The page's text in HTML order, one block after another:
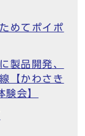
めてポイポ
製品開発、
【かわさき
会】